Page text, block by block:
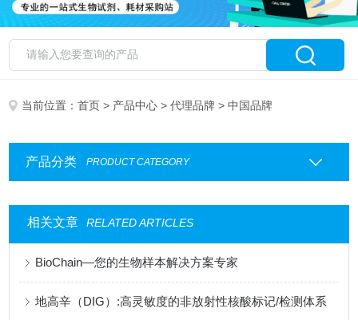
当前位置：首页 > 产品中心 >代理品牌 > 中国品牌
产品分类 PRODUCT CATEGORY
相关文章 RELATED ARTICLES
BioChain—您的生物样本解决方案专家
地高辛（DIG）:高灵敏度的非放射性核酸标记/检测体系